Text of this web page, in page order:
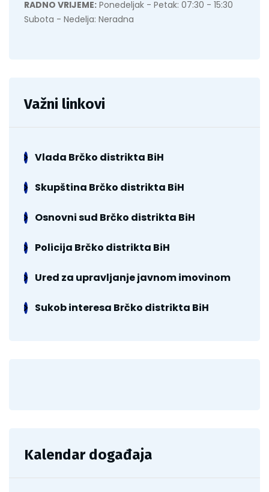
RADNO VRIJEME: Ponedeljak - Petak: 07:30 - 15:30
Subota - Nedelja: Neradna
Važni linkovi
Vlada Brčko distrikta BiH
Skupština Brčko distrikta BiH
Osnovni sud Brčko distrikta BiH
Policija Brčko distrikta BiH
Ured za upravljanje javnom imovinom
Sukob interesa Brčko distrikta BiH
Kalendar događaja